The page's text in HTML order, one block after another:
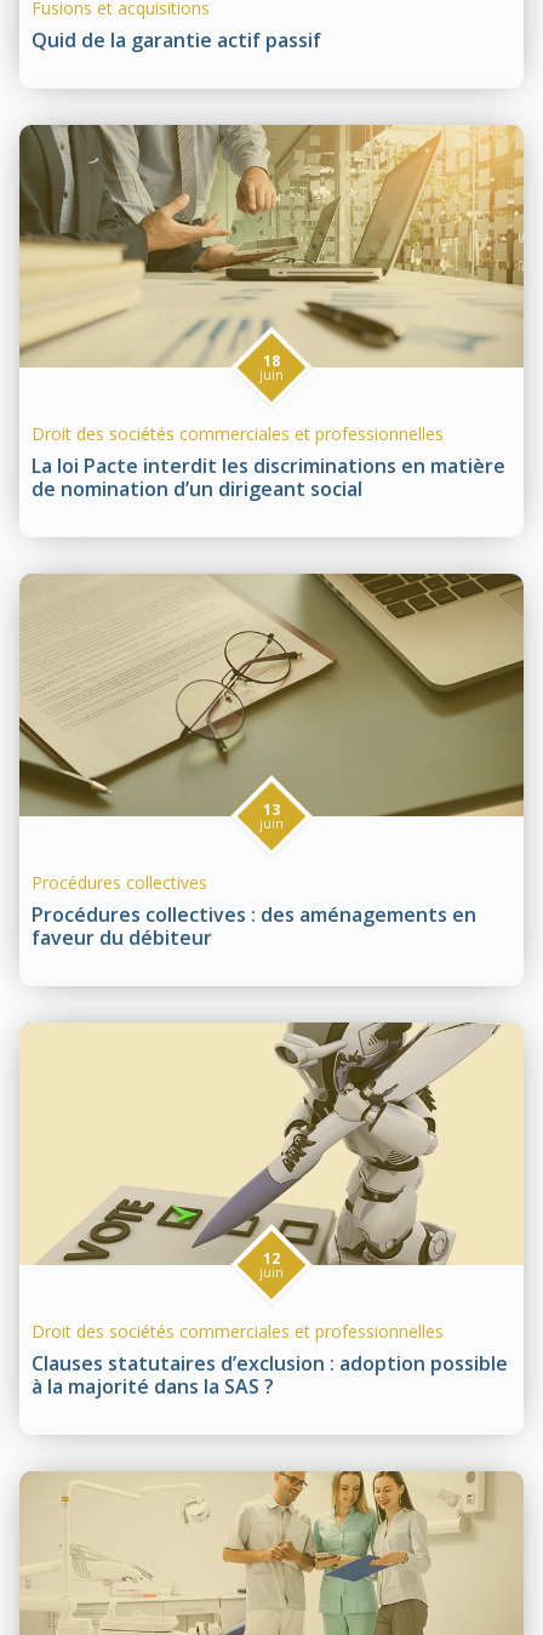
Quid de la garantie actif passif
Fusions et acquisitions
La loi Pacte interdit les discriminations en matière
de nomination d’un dirigeant social
18
juin
Droit des sociétés commerciales et professionnelles
Procédures collectives : des aménagements en
faveur du débiteur
13
juin
Procédures collectives
Clauses statutaires d’exclusion : adoption possible
à la majorité dans la SAS ?
12
juin
Droit des sociétés commerciales et professionnelles